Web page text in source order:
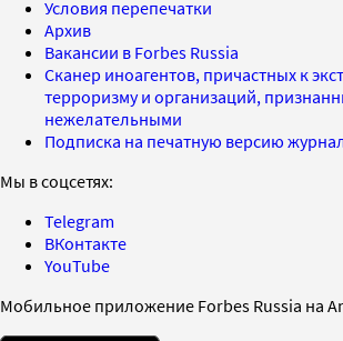
Условия перепечатки
Архив
Вакансии в Forbes Russia
Сканер иноагентов, причастных к
терроризму и организаций,
нежелательными
Подписка на печатную версию
Мы в соцсетях:
Telegram
ВКонтакте
YouTube
Мобильное приложение Forbes Russia на